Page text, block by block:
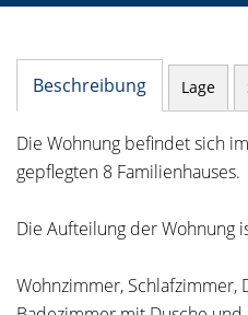
Beschreibung Lage
Die Wohnung befindet sich
gepflegten 8 Familienhauses.
Die Aufteilung der Wohnung
Wohnzimmer, Schlafzimmer,